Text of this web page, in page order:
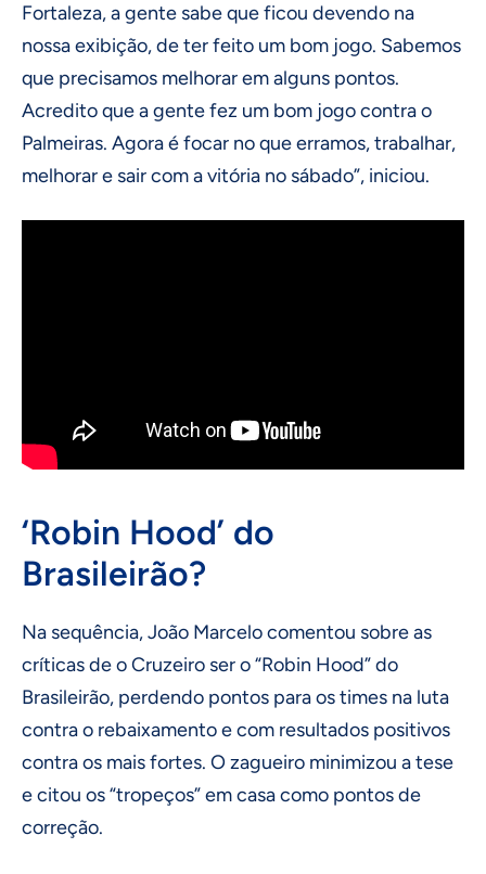
Fortaleza, a gente sabe que ficou devendo na
nossa exibição, de ter feito um bom jogo. Sabemos
que precisamos melhorar em alguns pontos.
Acredito que a gente fez um bom jogo contra o
Palmeiras. Agora é focar no que erramos, trabalhar,
melhorar e sair com a vitória no sábado”, iniciou.
‘Robin Hood’ do
Brasileirão?
Na sequência, João Marcelo comentou sobre as
críticas de o Cruzeiro ser o “Robin Hood” do
Brasileirão, perdendo pontos para os times na luta
contra o rebaixamento e com resultados positivos
contra os mais fortes. O zagueiro minimizou a tese
e citou os “tropeços” em casa como pontos de
correção.